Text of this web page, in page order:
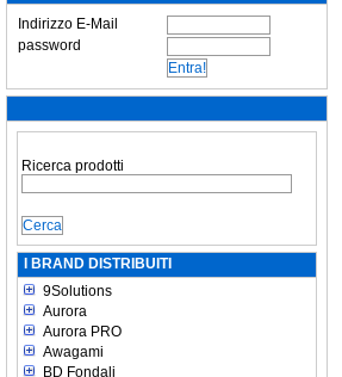
Indirizzo E-Mail
password
Ricerca prodotti
I BRAND DISTRIBUITI
9Solutions
Aurora
Aurora PRO
Awagami
BD Fondali